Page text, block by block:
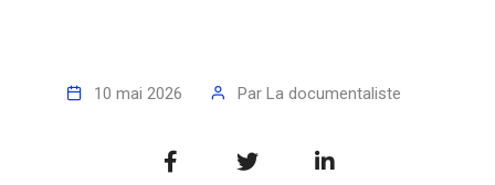
10 mai 2026 Par La documentaliste